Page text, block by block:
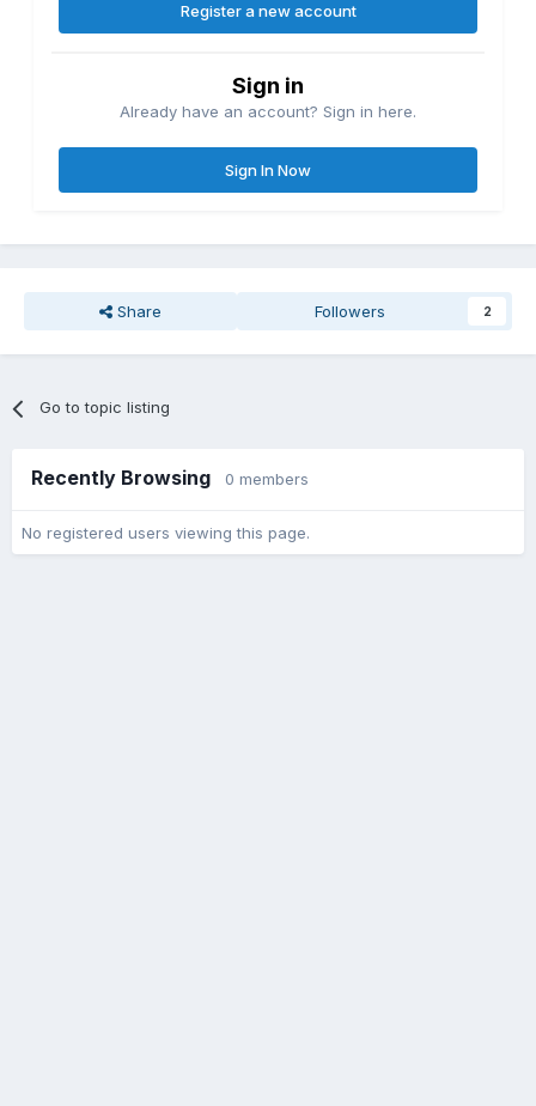
Register a new account
Sign in
Already have an account? Sign in here.
Sign In Now
Share Followers 2
Go to topic listing
Recently Browsing 0 members
No registered users viewing this page.